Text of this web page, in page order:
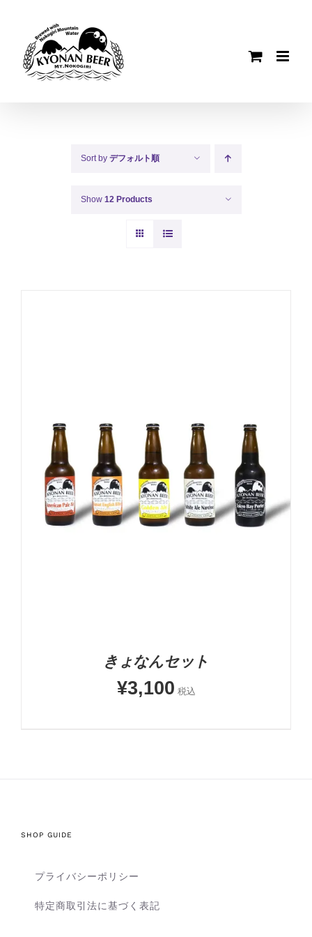
content
Sort by デフォルト順
Show 12 Products
-
お買い物カゴに追加
詳細
きょなんセット
¥3,100 税込
SHOP GUIDE
プライバシーポリシー
特定商取引法に基づく表記